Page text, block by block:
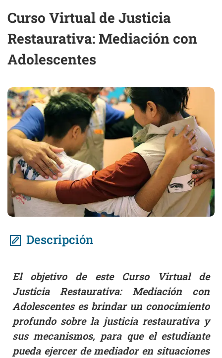
Curso Virtual de Justicia
Restaurativa: Mediación con
Adolescentes
Descripción
El objetivo de este Curso Virtual de
Justicia Restaurativa: Mediación con
Adolescentes es brindar un conocimiento
profundo sobre la justicia restaurativa y
sus mecanismos, para que el estudiante
pueda ejercer de mediador en situaciones